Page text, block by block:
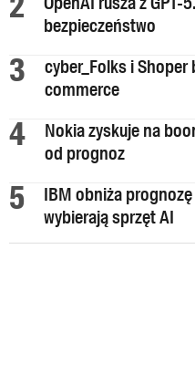
bezpieczeństwo
cyber_Folks i
commerce
Nokia zyskuje na
od prognoz
IBM obniża
wybierają sprzęt AI